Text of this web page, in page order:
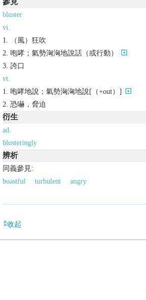
bluster
vi.
（風）狂吹
咆哮；氣勢洶洶地說話（或行動）
誇口
vt.
咆哮地說；氣勢洶洶地說[（+out）]
恐嚇，脅迫
衍生
ad.
blusteringly
辨析
同義參見:
boastful
turbulent
angry
收起